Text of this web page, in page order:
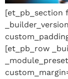
[et_pb_section
[et_pb_row